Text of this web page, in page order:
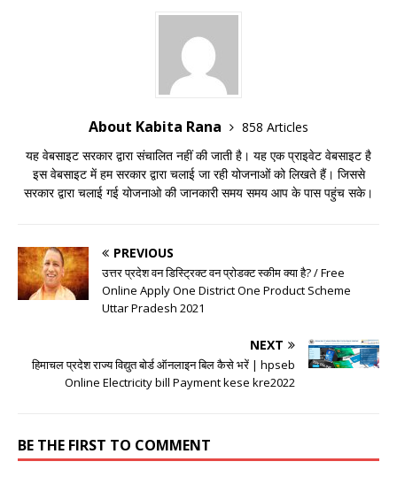
About Kabita Rana
858 Articles
यह वेबसाइट सरकार द्वारा संचालित नहीं की जाती है। यह एक प्राइवेट वेबसाइट है
इस वेबसाइट में हम सरकार द्वारा चलाई जा रही योजनाओं को लिखते हैं। जिससे
सरकार द्वारा चलाई गई योजनाओ की जानकारी समय समय आप के पास पहुंच सके।
PREVIOUS
उत्तर प्रदेश वन डिस्ट्रिक्ट वन प्रोडक्ट स्कीम क्या है? / Free
Online Apply One District One Product Scheme
Uttar Pradesh 2021
NEXT
हिमाचल प्रदेश राज्य विद्युत बोर्ड ऑनलाइन बिल कैसे भरें | hpseb
Online Electricity bill Payment kese kre2022
BE THE FIRST TO COMMENT